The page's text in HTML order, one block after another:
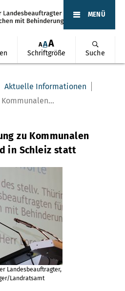
AAA
Schriftgröße Suche
MENÜ
Aktuelle Informationen
zu Kommunalen
in Schleiz statt
Landesbeauftragter,
Landratsamt